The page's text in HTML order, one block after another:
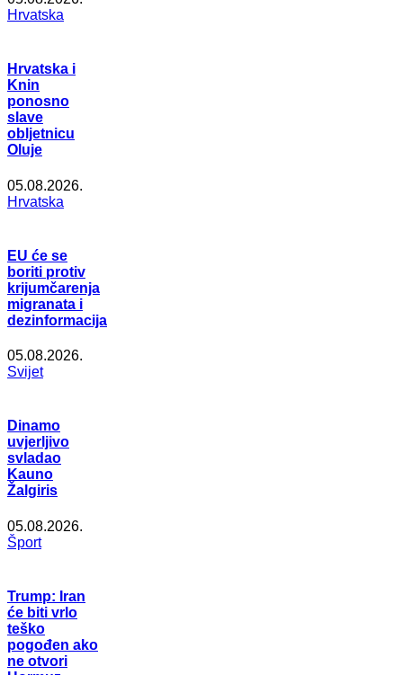
Hrvatska
Hrvatska i
Knin
ponosno
slave
obljetnicu
Oluje
05.08.2026.
Hrvatska
EU će se
boriti protiv
krijumčarenja
migranata i
dezinformacija
05.08.2026.
Svijet
Dinamo
uvjerljivo
svladao
Kauno
Žalgiris
05.08.2026.
Šport
Trump: Iran
će biti vrlo
teško
pogođen ako
ne otvori